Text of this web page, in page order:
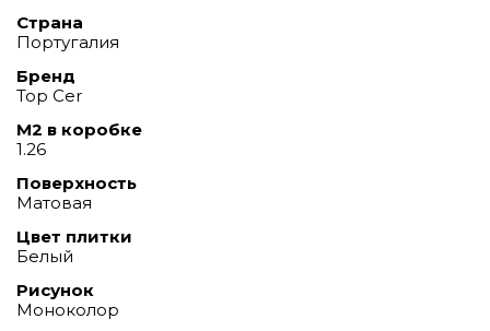
Страна
Португалия
Бренд
Top Cer
М2 в коробке
1.26
Поверхность
Матовая
Цвет плитки
Белый
Рисунок
Моноколор